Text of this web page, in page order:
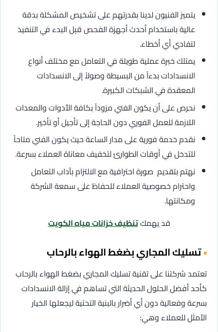
يتميز الفنيون لدينا بقدرتهم على تشخيص المشكلة بدقة
عالية باستخدام أحدث أجهزة الفحص قبل البدء في التنفيذ
لتفادي أي أخطاء.
يمتلك خبرة عملية طويلة في التعامل مع مختلف أنواع
الانسدادات بدءاً من البسيطة وصولاً إلى الانسدادات
المعقدة في الشبكات الكبيرة.
نحرص على أن يكون الفني مزوداً بكافة الأدوات والمعدات
اللازمة للعمل الفوري دون الحاجة إلى تأجيل أو تأخير.
نقدم خدمة فورية على مدار الساعة حيث يكون الفني متاحاً
للتدخل في أوقات الطوارئ لتخفيف معاناة العملاء بسرعة.
نهتم بتقديم صورة احترافية مع الالتزام بآداب التعامل
واحترام خصوصية العملاء للحفاظ على سمعة الشركة
ومكانتها.
قد يهمكتنظيف خزانات مياه الكويت
تسليك المجاري بضغط الهواء بالرحاب
تعتمد شركتنا على تقنية تسليك المجاري بضغط الهواء بالرحاب
كأحد أفضل الحلول الحديثة التي تساهم في إزالة الانسدادات
بسرعة وفعالية دون أي أضرار بالبنية التحتية ليجعلها الخيار
الأمثل للعملاء وهي: